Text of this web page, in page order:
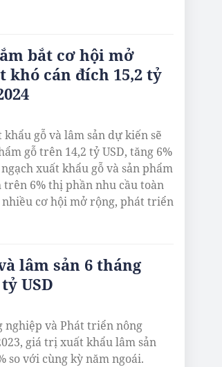
bắt cơ hội mở
cán đích 15,2 tỷ
gỗ và lâm sản dự kiến sẽ
gỗ trên 14,2 tỷ USD, tăng 6%
xuất khẩu gỗ và sản phẩm
6% thị phần nhu cầu toàn
nhiều cơ hội mở rộng, phát triển
lâm sản 6 tháng
USD
nghiệp và Phát triển nông
giá trị xuất khẩu lâm sản
so với cùng kỳ năm ngoái.